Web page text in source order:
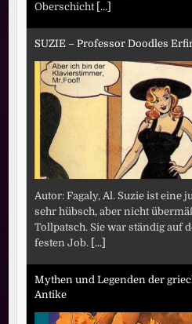
Oberschicht [...]
SUZIE – Professor Doodles
Autor: Fagaly, Al. Suzie ist eine
sehr hübsch, aber nicht
Tollpatsch. Sie war ständig auf
festen Job. [...]
Mythen und Legenden der
Antike